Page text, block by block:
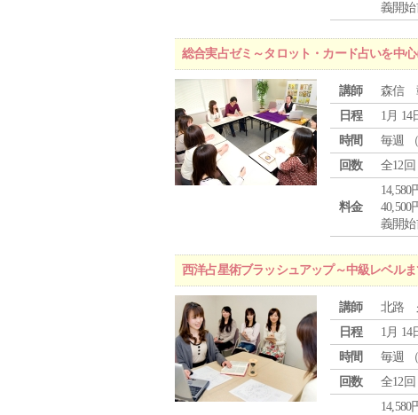
義開始
総合実占ゼミ～タロット・カード占いを中
講師
森信
日程
1月 14
時間
毎週 （
回数
全12回
料金
義開始
西洋占星術ブラッシュアップ～中級レベル
講師
北路
日程
1月 14
時間
毎週 （
回数
全12回